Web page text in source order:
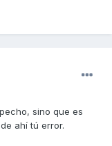
sino que es
ahí tú error.